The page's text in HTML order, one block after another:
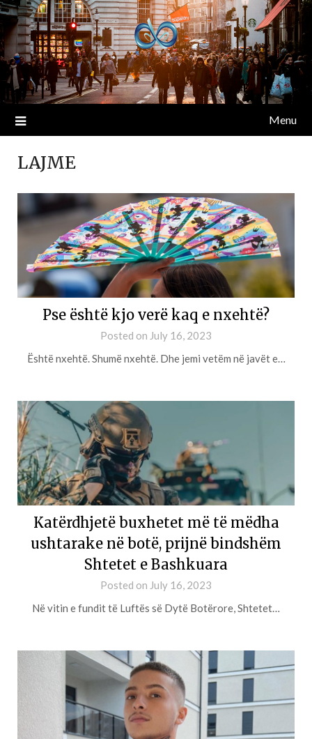
Menu
LAJME
Pse është kjo verë kaq e nxehtë?
Posted on July 16, 2023
Është nxehtë. Shumë nxehtë. Dhe jemi vetëm në javët e…
Katërdhjetë buxhetet më të mëdha
ushtarake në botë, prijnë bindshëm
Shtetet e Bashkuara
Posted on July 16, 2023
Në vitin e fundit të Luftës së Dytë Botërore, Shtetet…